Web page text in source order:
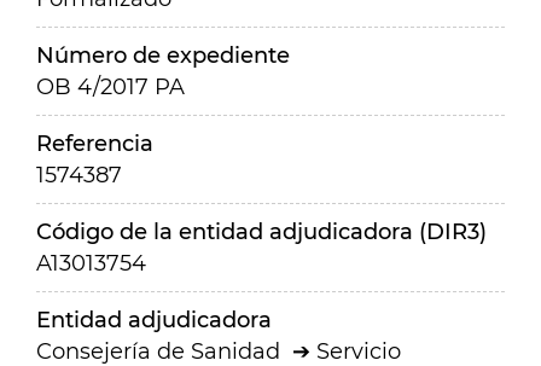
Número de expediente
OB 4/2017 PA
Referencia
1574387
Código de la entidad adjudicadora (DIR3)
A13013754
Entidad adjudicadora
Consejería de Sanidad
Servicio